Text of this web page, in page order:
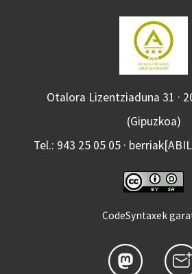
Otalora Lizentziaduna 31 ·
(Gipuzkoa)
Tel.: 943 25 05 05 ·
CodeSyntaxek